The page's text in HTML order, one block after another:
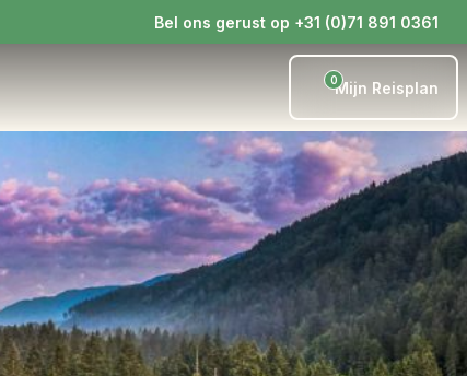
Bel ons gerust op +31 (0)71 891 0361
0Mijn Reisplan